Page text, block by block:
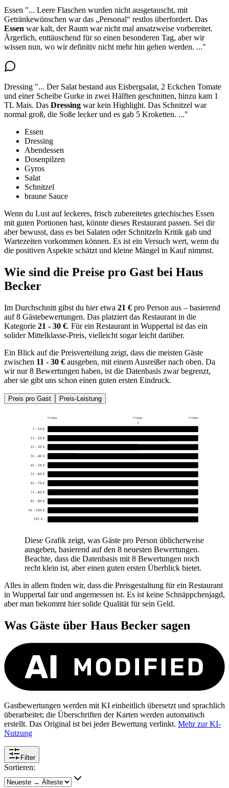
Essen "... Leere Flaschen wurden nicht ausgetauscht, mit
Getränkewünschen war das „Personal“ restlos überfordert. Das
Essen war kalt, der Raum war nicht mal ansatzweise vorbereitet.
Ärgerlich, enttäuschend für so einen besonderen Tag, aber wir
wissen nun, wo wir definitiv nicht mehr hin gehen werden. ..."
Dressing "... Der Salat bestand aus Eisbergsalat, 2 Eckchen Tomate
und einer Scheibe Gurke in zwei Hälften geschnitten, hinzu kam 1
TL Mais. Das Dressing war kein Highlight. Das Schnitzel war
normal groß, die Soße lecker und es gab 5 Kroketten. ..."
Essen
Dressing
Abendessen
Dosenpilzen
Gyros
Salat
Schnitzel
braune Sauce
Wenn du Lust auf leckeres, frisch zubereitetes griechisches Essen
mit guten Portionen hast, könnte dieses Restaurant passen. Sei dir
aber bewusst, dass es bei Salaten oder Schnitzeln Kritik gab und
Wartezeiten vorkommen können. Es ist ein Versuch wert, wenn du
die positiven Aspekte schätzt und kleine Mängel in Kauf nimmst.
Wie sind die Preise pro Gast bei Haus
Becker
Im Durchschnitt gibst du hier etwa 21 € pro Person aus – basierend
auf 8 Gästebewertungen. Das platziert das Restaurant in die
Kategorie 21 - 30 €. Für ein Restaurant in Wuppertal ist das ein
solider Mittelklasse-Preis, vielleicht sogar leicht darüber.
Ein Blick auf die Preisverteilung zeigt, dass die meisten Gäste
zwischen 11 - 30 € ausgeben, mit einem Ausreißer nach oben. Da
wir nur 8 Bewertungen haben, ist die Datenbasis zwar begrenzt,
aber sie gibt uns schon einen guten ersten Eindruck.
Preis pro Gast Preis-Leistung
0 Gäste 3 Gäste
5 Gäste
3
1 - 10 €
11 - 20 €
21 - 30 €
31 - 40 €
41 - 50 €
51 - 60 €
61 - 70 €
71 - 80 €
81 - 90 €
91 - 100 €
101 € -
Diese Grafik zeigt, was Gäste pro Person üblicherweise
ausgeben, basierend auf den 8 neuesten Bewertungen.
Beachte, dass die Datenbasis mit 8 Bewertungen noch
recht klein ist, aber einen guten ersten Überblick bietet.
Alles in allem finden wir, dass die Preisgestaltung für ein Restaurant
in Wuppertal fair und angemessen ist. Es ist keine Schnäppchenjagd,
aber man bekommt hier solide Qualität für sein Geld.
Was Gäste über Haus Becker sagen
Gastbewertungen werden mit KI einheitlich übersetzt und sprachlich
überarbeitet; die Überschriften der Karten werden automatisch
erstellt. Das Original ist bei jeder Bewertung verlinkt. Mehr zur KI-
Nutzung
Filter
Sortieren: